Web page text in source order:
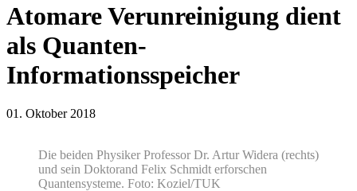
Atomare Verunreinigung dient
als Quanten-
Informationsspeicher
01. Oktober 2018
Die beiden Physiker Professor Dr. Artur Widera (rechts)
und sein Doktorand Felix Schmidt erforschen
Quantensysteme. Foto: Koziel/TUK